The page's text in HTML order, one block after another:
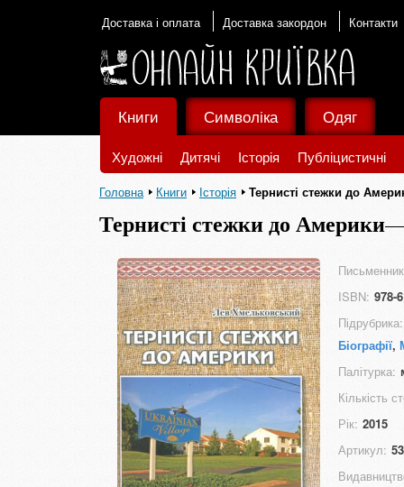
Доставка і оплата Доставка закордон Контакти
Книги
Художні Дитячі Історія Публіцистичні
Символіка Одяг
Головна Книги Історія Тернисті стежки до
Тернисті стежки до Америки
ISBN: 978-
Підрубрика:
Біографії,
Палітурка:
Кількість
Рік: 2015
Артикул: